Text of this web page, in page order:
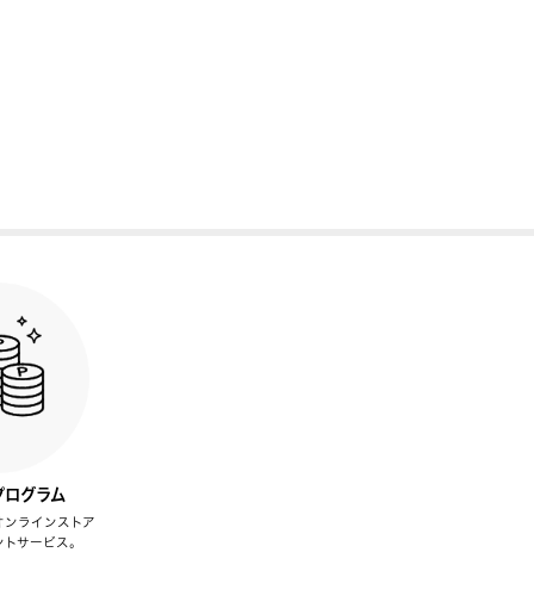
ログラム
ラインストア
サービス。